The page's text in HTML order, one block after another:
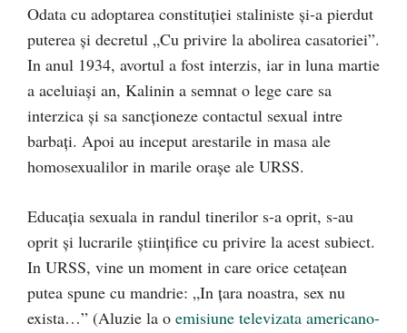
Odata cu adoptarea constituției staliniste și-a pierdut
puterea și decretul „Cu privire la abolirea casatoriei”.
In anul 1934, avortul a fost interzis, iar in luna martie
a aceluiași an, Kalinin a semnat o lege care sa
interzica și sa sancționeze contactul sexual intre
barbați. Apoi au inceput arestarile in masa ale
homosexualilor in marile orașe ale URSS.
Educația sexuala in randul tinerilor s-a oprit, s-au
oprit și lucrarile științifice cu privire la acest subiect.
In URSS, vine un moment in care orice cetațean
putea spune cu mandrie: „In țara noastra, sex nu
exista…” (Aluzie la o emisiune televizata americano-